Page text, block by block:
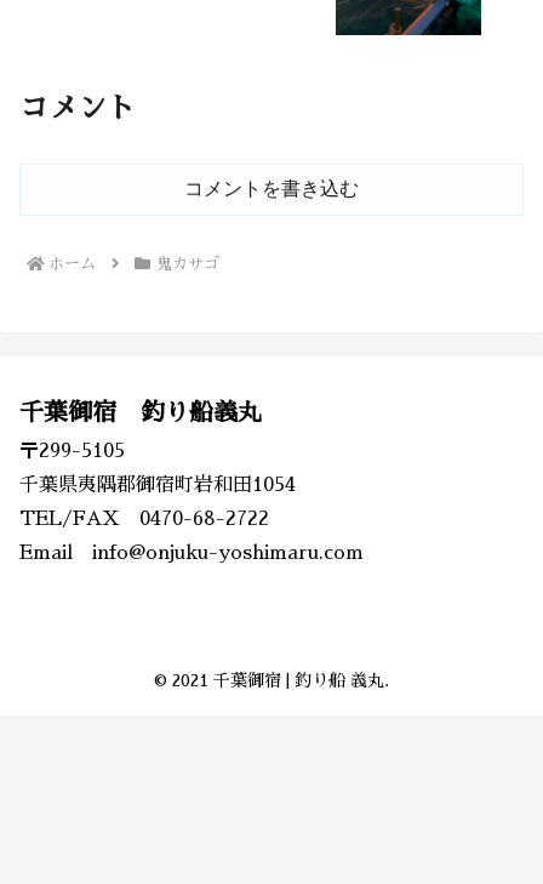
コメント
コメントを書き込む
ホーム 鬼カサゴ
千葉御宿 釣り船義丸
〒299-5105
千葉県夷隅郡御宿町岩和田1054
TEL/FAX 0470-68-2722
Email info@onjuku-yoshimaru.com
© 2021 千葉御宿 | 釣り船 義丸.